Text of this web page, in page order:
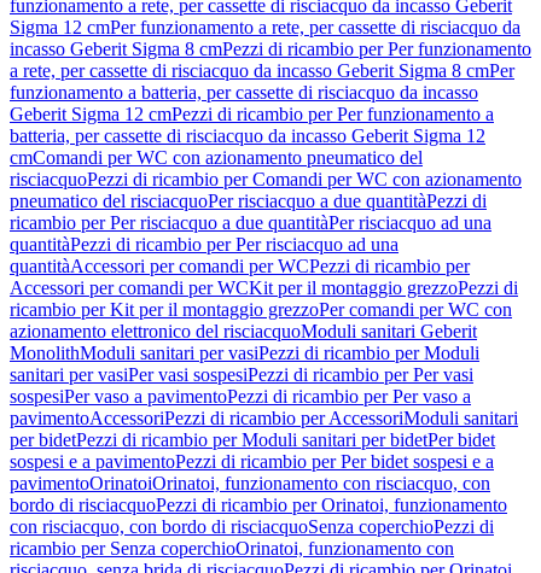
funzionamento a rete, per cassette di risciacquo da incasso Geberit
Sigma 12 cmPer funzionamento a rete, per cassette di risciacquo da
incasso Geberit Sigma 8 cmPezzi di ricambio per Per funzionamento
a rete, per cassette di risciacquo da incasso Geberit Sigma 8 cmPer
funzionamento a batteria, per cassette di risciacquo da incasso
Geberit Sigma 12 cmPezzi di ricambio per Per funzionamento a
batteria, per cassette di risciacquo da incasso Geberit Sigma 12
cmComandi per WC con azionamento pneumatico del
risciacquoPezzi di ricambio per Comandi per WC con azionamento
pneumatico del risciacquoPer risciacquo a due quantitàPezzi di
ricambio per Per risciacquo a due quantitàPer risciacquo ad una
quantitàPezzi di ricambio per Per risciacquo ad una
quantitàAccessori per comandi per WCPezzi di ricambio per
Accessori per comandi per WCKit per il montaggio grezzoPezzi di
ricambio per Kit per il montaggio grezzoPer comandi per WC con
azionamento elettronico del risciacquoModuli sanitari Geberit
MonolithModuli sanitari per vasiPezzi di ricambio per Moduli
sanitari per vasiPer vasi sospesiPezzi di ricambio per Per vasi
sospesiPer vaso a pavimentoPezzi di ricambio per Per vaso a
pavimentoAccessoriPezzi di ricambio per AccessoriModuli sanitari
per bidetPezzi di ricambio per Moduli sanitari per bidetPer bidet
sospesi e a pavimentoPezzi di ricambio per Per bidet sospesi e a
pavimentoOrinatoiOrinatoi, funzionamento con risciacquo, con
bordo di risciacquoPezzi di ricambio per Orinatoi, funzionamento
con risciacquo, con bordo di risciacquoSenza coperchioPezzi di
ricambio per Senza coperchioOrinatoi, funzionamento con